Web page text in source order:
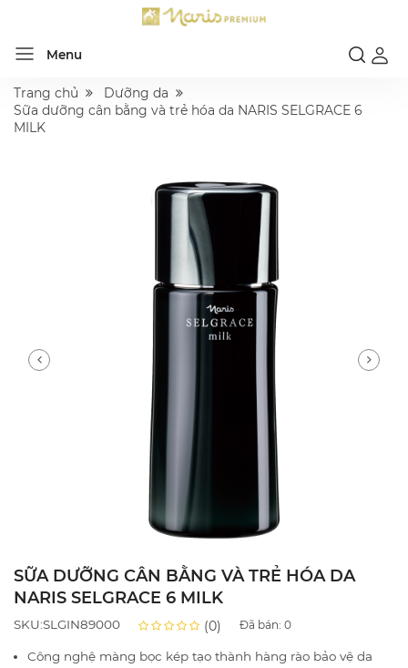
Menu
Trang chủ
Dưỡng da
Sữa dưỡng cân bằng và trẻ hóa da NARIS SELGRACE 6
MILK
SỮA DƯỠNG CÂN BẰNG VÀ TRẺ HÓA DA
NARIS SELGRACE 6 MILK
SKU:SLGIN89000 (0) Đã bán: 0
Công nghệ màng bọc kép tạo thành hàng rào bảo vệ da